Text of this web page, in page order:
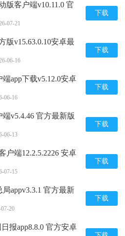
版客户端v10.11.0 官
07-21
下载
版v15.63.0.10安卓最
06-16
下载
app下载v5.12.0安卓
06-16
下载
v5.4.46 官方最新版
06-13
下载
户端12.2.5.2226 安卓
07-15
下载
appv3.3.1 官方最新
20
下载
报app8.8.0 官方安卓